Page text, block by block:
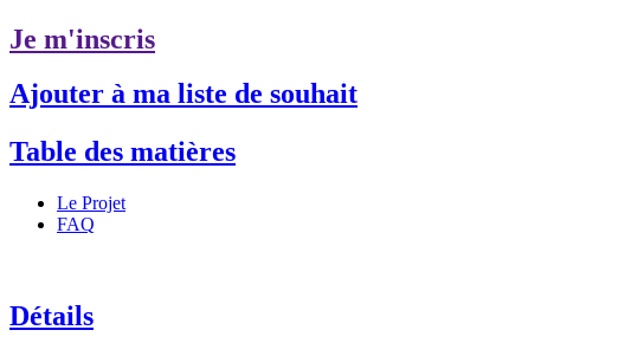
Je m'inscris
Ajouter à ma liste de souhait
Table des matières
Le Projet
FAQ
Détails